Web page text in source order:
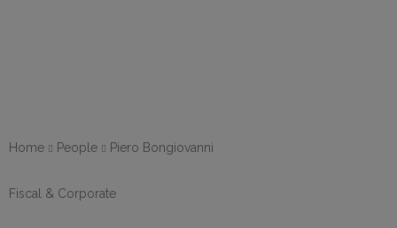
Home People Piero Bongiovanni
Fiscal & Corporate